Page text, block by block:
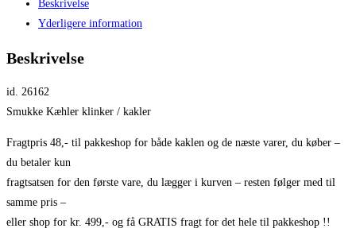
Beskrivelse
Yderligere information
Beskrivelse
id. 26162
Smukke Kæhler klinker / kakler
Fragtpris 48,- til pakkeshop for både kaklen og de næste varer, du køber –
du betaler kun
fragtsatsen for den første vare, du lægger i kurven – resten følger med til
samme pris –
eller shop for kr. 499,- og få GRATIS fragt for det hele til pakkeshop !!